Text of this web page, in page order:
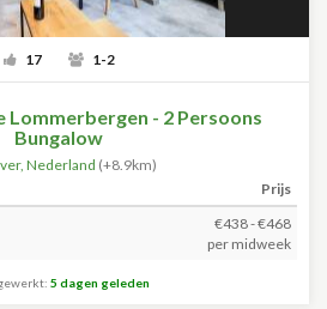
17 1-2
Lommerbergen - 2 Persoons
Bungalow
, Nederland (+8.9km)
Prijs
€438 - €468
per midweek
5 dagen geleden